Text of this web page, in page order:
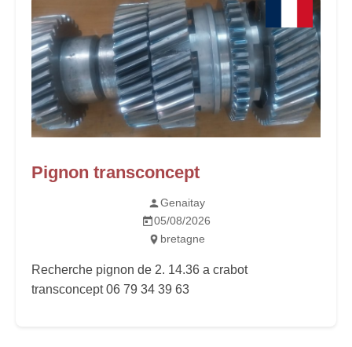
Pignon transconcept
Genaitay
05/08/2026
bretagne
Recherche pignon de 2. 14.36 a crabot
transconcept 06 79 34 39 63